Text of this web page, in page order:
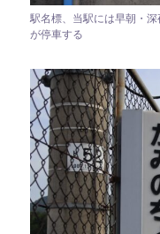
駅名標、当駅には早朝・
が停車する